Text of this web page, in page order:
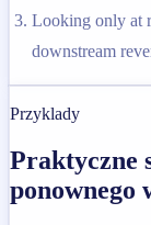
Looking only at
downstream
Przyklady
Praktyczne
ponownego